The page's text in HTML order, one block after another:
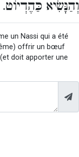
וְהַנָּשִׂיא כַּהֶדְיוֹט.
un Nassi qui a été
offrir un bœuf
doit apporter une